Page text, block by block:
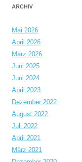
ARCHIV
Mai 2026
April 2026
März 2026
Juni 2025
Juni 2024
April 2023
Dezember 2022
August 2022
Juli 2022
April 2021
März 2021